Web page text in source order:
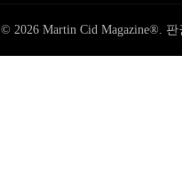
© 2026 Martin Cid Magazine®. 판